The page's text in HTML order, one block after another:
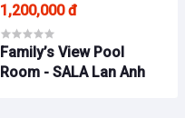
1,200,000 đ
Family’s View Pool
Room - SALA Lan Anh